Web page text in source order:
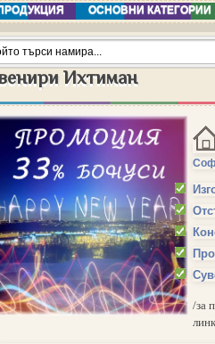
ОСНОВНИ КАТЕГОРИИ
Ихтиман
/за